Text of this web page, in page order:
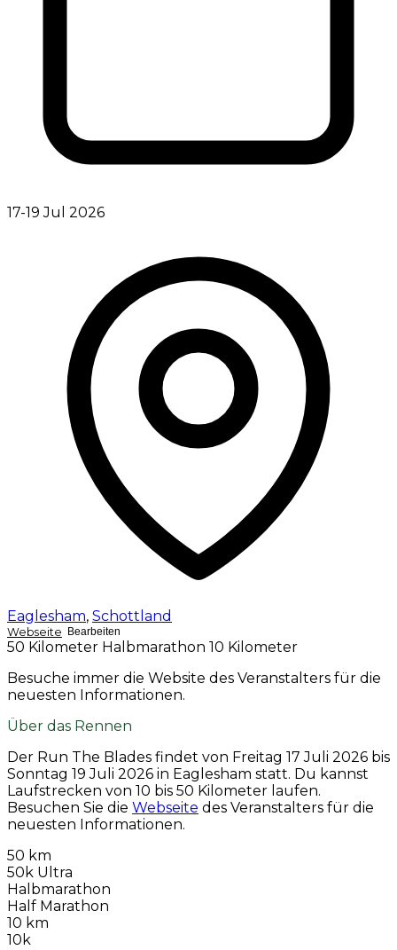
17-19 Jul 2026
Eaglesham, Schottland
Webseite Bearbeiten
50 Kilometer Halbmarathon 10 Kilometer
Besuche immer die Website des Veranstalters für die
neuesten Informationen.
Über das Rennen
Der Run The Blades findet von Freitag 17 Juli 2026 bis
Sonntag 19 Juli 2026 in Eaglesham statt. Du kannst
Laufstrecken von 10 bis 50 Kilometer laufen.
Besuchen Sie die Webseite des Veranstalters für die
neuesten Informationen.
50 km
50k Ultra
Halbmarathon
Half Marathon
10 km
10k